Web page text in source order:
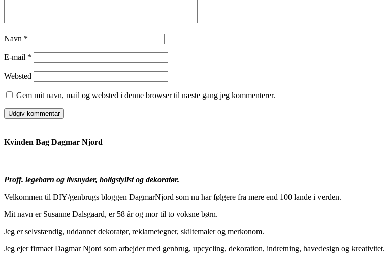
Navn *
E-mail *
Websted
Gem mit navn, mail og websted i denne browser til næste gang jeg kommenterer.
Kvinden Bag Dagmar Njord
Proff. legebarn og livsnyder, boligstylist og dekoratør.
Velkommen til DIY/genbrugs bloggen DagmarNjord som nu har følgere fra mere end 100 lande i verden.
Mit navn er Susanne Dalsgaard, er 58 år og mor til to voksne børn.
Jeg er selvstændig, uddannet dekoratør, reklametegner, skiltemaler og merkonom.
Jeg ejer firmaet Dagmar Njord som arbejder med genbrug, upcycling, dekoration, indretning, havedesign og kreativitet.